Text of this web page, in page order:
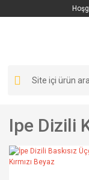
Ipe Dizili